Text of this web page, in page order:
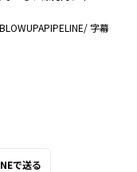
字幕
で送る